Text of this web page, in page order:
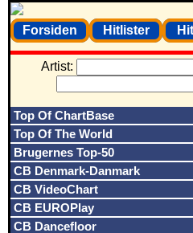
Forsiden Hitlister
Artist:
Top Of ChartBase
Top Of The World
Brugernes Top-50
CB Denmark-Danmark
CB VideoChart
CB EUROPlay
CB Dancefloor